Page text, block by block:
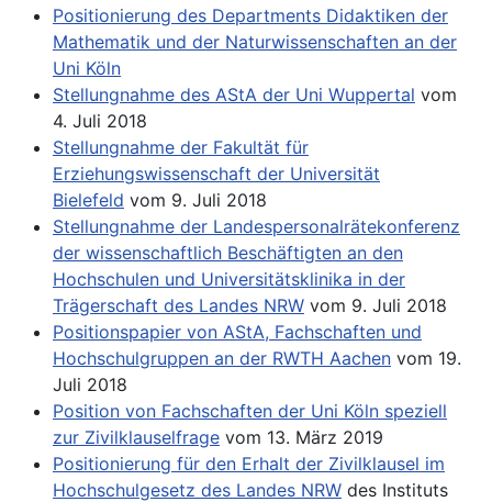
Positionierung des Departments Didaktiken der
Mathematik und der Naturwissenschaften an der
Uni Köln
Stellungnahme des AStA der Uni Wuppertal vom
4. Juli 2018
Stellungnahme der Fakultät für
Erziehungswissenschaft der Universität
Bielefeld vom 9. Juli 2018
Stellungnahme der Landespersonalrätekonferenz
der wissenschaftlich Beschäftigten an den
Hochschulen und Universitätsklinika in der
Trägerschaft des Landes NRW vom 9. Juli 2018
Positionspapier von AStA, Fachschaften und
Hochschulgruppen an der RWTH Aachen vom 19.
Juli 2018
Position von Fachschaften der Uni Köln speziell
zur Zivilklauselfrage vom 13. März 2019
Positionierung für den Erhalt der Zivilklausel im
Hochschulgesetz des Landes NRW des Instituts